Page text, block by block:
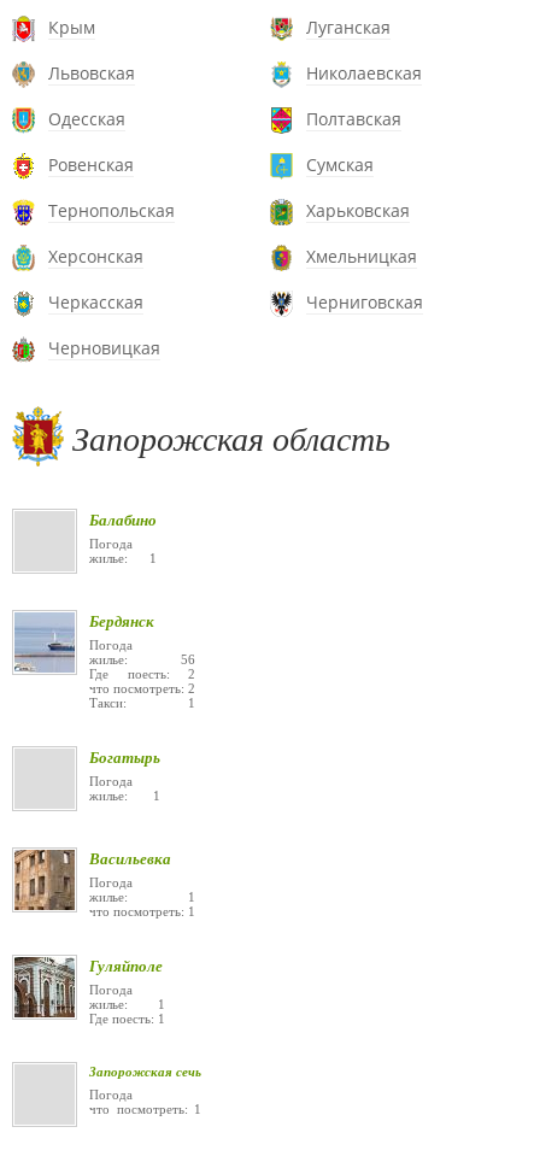
Крым
Луганская
Львовская
Николаевская
Одесская
Полтавская
Ровенская
Сумская
Тернопольская
Харьковская
Херсонская
Хмельницкая
Черкасская
Черниговская
Черновицкая
Запорожская область
Балабино
Погода
жилье: 1
Бердянск
Погода
жилье: 56
Где поесть: 2
что посмотреть: 2
Такси: 1
Богатырь
Погода
жилье: 1
Васильевка
Погода
жилье: 1
что посмотреть: 1
Гуляйполе
Погода
жилье: 1
Где поесть: 1
Запорожская сечь
Погода
что посмотреть: 1